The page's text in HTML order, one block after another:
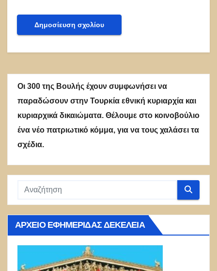
Οι 300 της Βουλής έχουν συμφωνήσει να
παραδώσουν στην Τουρκία εθνική κυριαρχία και
κυριαρχικά δικαιώματα. Θέλουμε στο κοινοβούλιο
ένα νέο πατριωτικό κόμμα, για να τους χαλάσει τα
σχέδια.
ΑΡΧΕΊΟ ΕΦΗΜΕΡΊΔΑΣ ΔΕΚΈΛΕΙΑ